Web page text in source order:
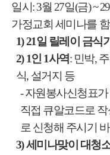
일시 : 3월 27일(금) ~ 29
가정교회 세미나를
1) 21일 릴레이 금식
2) 1인 1사역: 민박,
식, 설거지 등
-자원봉사신청표
직접 큐알코드로
로 신청해 주시기
3)세미나맞이 대청